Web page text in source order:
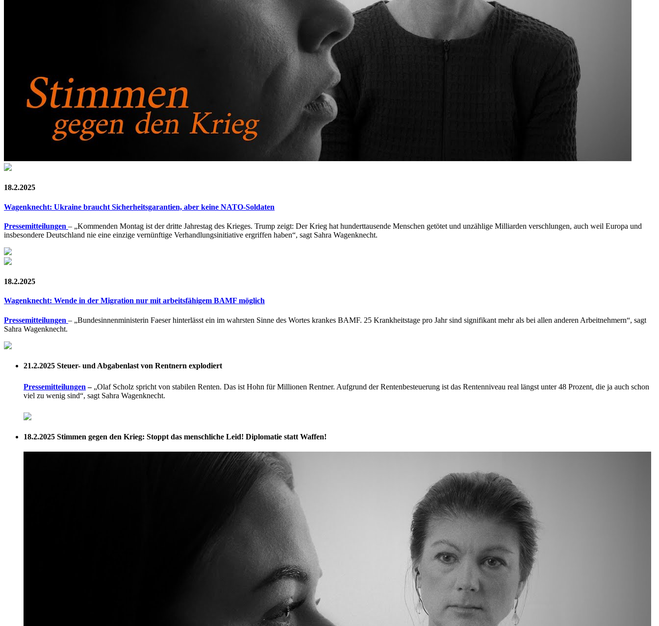
18.2.2025
Wagenknecht: Ukraine braucht Sicherheitsgarantien, aber keine NATO-Soldaten
Pressemitteilungen – „Kommenden Montag ist der dritte Jahrestag des Krieges. Trump zeigt: Der Krieg hat hunderttausende Menschen getötet und unzählige Milliarden verschlungen, auch weil Europa und
insbesondere Deutschland nie eine einzige vernünftige Verhandlungsinitiative ergriffen haben“, sagt Sahra Wagenknecht.
18.2.2025
Wagenknecht: Wende in der Migration nur mit arbeitsfähigem BAMF möglich
Pressemitteilungen – „Bundesinnenministerin Faeser hinterlässt ein im wahrsten Sinne des Wortes krankes BAMF. 25 Krankheitstage pro Jahr sind signifikant mehr als bei allen anderen Arbeitnehmern“, sagt
Sahra Wagenknecht.
21.2.2025 Steuer- und Abgabenlast von Rentnern explodiert
Pressemitteilungen –„Olaf Scholz spricht von stabilen Renten. Das ist Hohn für Millionen Rentner. Aufgrund der Rentenbesteuerung ist das Rentenniveau real längst unter 48 Prozent, die ja auch schon
viel zu wenig sind“, sagt Sahra Wagenknecht.
18.2.2025 Stimmen gegen den Krieg: Stoppt das menschliche Leid! Diplomatie statt Waffen!